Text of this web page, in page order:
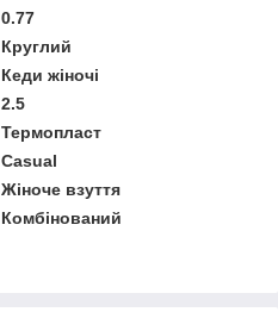
0.77
Круглий
Кеди жіночі
2.5
Термопласт
Casual
Жіноче взуття
Комбінований